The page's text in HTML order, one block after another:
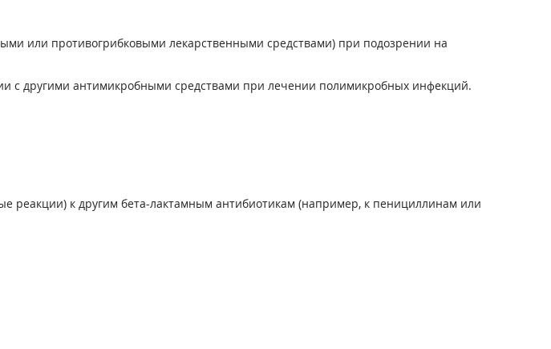
или противогрибковыми лекарственными средствами) при подозрении на
с другими антимикробными средствами при лечении полимикробных инфекций.
реакции) к другим бета-лактамным антибиотикам (например, к пенициллинам или